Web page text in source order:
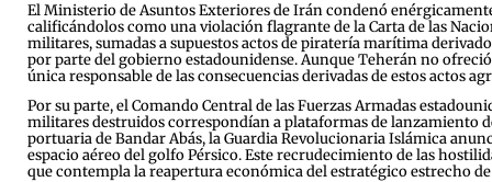
El Ministerio de Asuntos Exteriores de Irán condenó
calificándolos como una violación flagrante de la Carta de las
militares, sumadas a supuestos actos de piratería marítima
por parte del gobierno estadounidense. Aunque Teherán no
única responsable de las consecuencias derivadas de estos actos
Por su parte, el Comando Central de las Fuerzas Armadas
militares destruidos correspondían a plataformas de lanzamiento
portuaria de Bandar Abás, la Guardia Revolucionaria Islámica
espacio aéreo del golfo Pérsico. Este recrudecimiento de las
que contempla la reapertura económica del estratégico estrecho